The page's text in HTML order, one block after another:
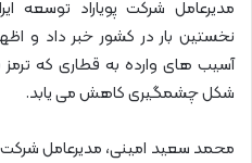
مدیرعامل شرکت پویاراد توسعه
نخستین بار در کشور خبر داد و
آسیب های وارده به قطاری که
شکل چشمگیری کاهش می یابد.
محمد سعید امینی، مدیرعامل شرکت